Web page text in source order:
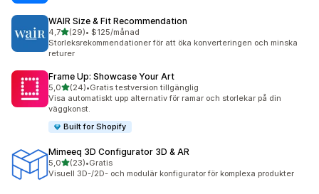
WAIR Size & Fit Recommendation
4,7av 5 stjärnor
(29)
29 recensioner totalt
• $125/månad
Storleksrekommendationer för att öka konverteringen och minska
returer
Frame Up: Showcase Your Art
5,0av 5 stjärnor
(24)
24 recensioner totalt
•Gratis testversion tillgänglig
Visa automatiskt upp alternativ för ramar och storlekar på din
väggkonst.
Built for Shopify
Mimeeq 3D Configurator 3D & AR
5,0av 5 stjärnor
(23)
23 recensioner totalt
•Gratis
Visuell 3D-/2D- och modulär konfigurator för komplexa produkter